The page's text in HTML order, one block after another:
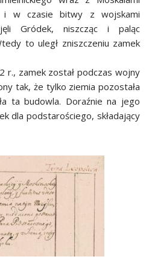
i w czasie bitwy z wojskami
Gródek, niszcząc i paląc
to uległ zniszczeniu zamek
r., zamek został podczas wojny
tak, że tylko ziemia pozostała
ta budowla. Doraźnie na jego
dla podstarościego, składający